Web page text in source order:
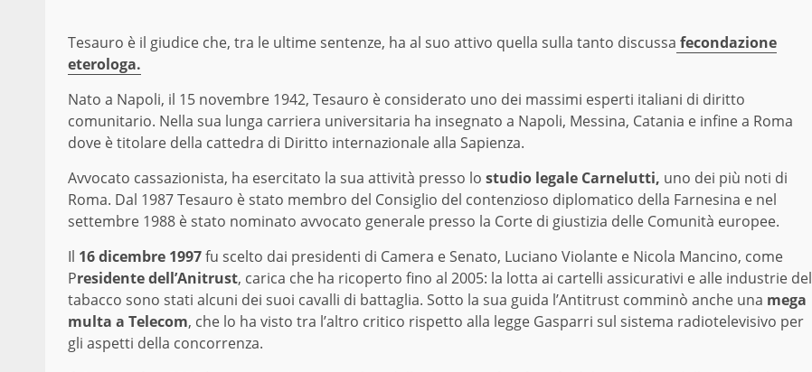
Tesauro è il giudice che, tra le ultime sentenze, ha al suo attivo quella sulla tanto discussa fecondazione
eterologa.
Nato a Napoli, il 15 novembre 1942, Tesauro è considerato uno dei massimi esperti italiani di diritto
comunitario. Nella sua lunga carriera universitaria ha insegnato a Napoli, Messina, Catania e infine a Roma
dove è titolare della cattedra di Diritto internazionale alla Sapienza.
Avvocato cassazionista, ha esercitato la sua attività presso lo studio legale Carnelutti, uno dei più noti di
Roma. Dal 1987 Tesauro è stato membro del Consiglio del contenzioso diplomatico della Farnesina e nel
settembre 1988 è stato nominato avvocato generale presso la Corte di giustizia delle Comunità europee.
Il 16 dicembre 1997fu scelto dai presidenti di Camera e Senato, Luciano Violante e Nicola Mancino, come
Presidente dell’Anitrust, carica che ha ricoperto fino al 2005: la lotta ai cartelli assicurativi e alle industrie del
tabacco sono stati alcuni dei suoi cavalli di battaglia. Sotto la sua guida l’Antitrust comminò anche una mega
multa a Telecom, che lo ha visto tra l’altro critico rispetto alla legge Gasparri sul sistema radiotelevisivo per
gli aspetti della concorrenza.